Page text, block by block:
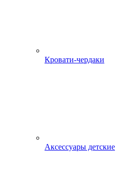
Кровати-чердаки
Аксессуары детские